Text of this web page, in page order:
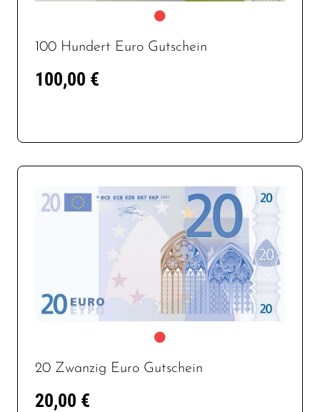
100 Hundert Euro Gutschein
100,00 €
20 Zwanzig Euro Gutschein
20,00 €